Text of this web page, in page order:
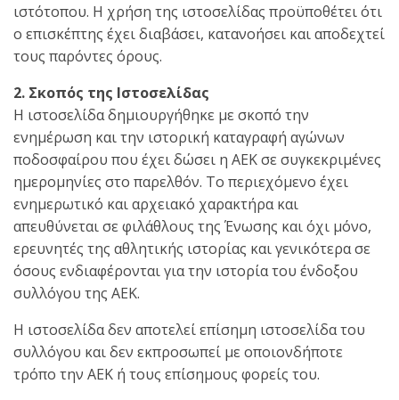
ιστότοπου. Η χρήση της ιστοσελίδας προϋποθέτει ότι
ο επισκέπτης έχει διαβάσει, κατανοήσει και αποδεχτεί
τους παρόντες όρους.
2. Σκοπός της Ιστοσελίδας
Η ιστοσελίδα δημιουργήθηκε με σκοπό την
ενημέρωση και την ιστορική καταγραφή αγώνων
ποδοσφαίρου που έχει δώσει η ΑΕΚ σε συγκεκριμένες
ημερομηνίες στο παρελθόν. Το περιεχόμενο έχει
ενημερωτικό και αρχειακό χαρακτήρα και
απευθύνεται σε φιλάθλους της Ένωσης και όχι μόνο,
ερευνητές της αθλητικής ιστορίας και γενικότερα σε
όσους ενδιαφέρονται για την ιστορία του ένδοξου
συλλόγου της ΑΕΚ.
Η ιστοσελίδα δεν αποτελεί επίσημη ιστοσελίδα του
συλλόγου και δεν εκπροσωπεί με οποιονδήποτε
τρόπο την ΑΕΚ ή τους επίσημους φορείς του.